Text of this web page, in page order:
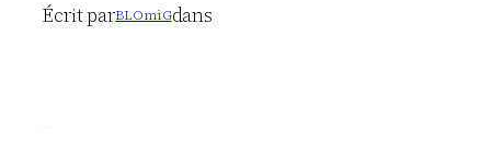
Écrit parBLOmiGdans